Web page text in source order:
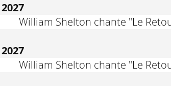
William Shelton chante "Le
William Shelton chante "Le